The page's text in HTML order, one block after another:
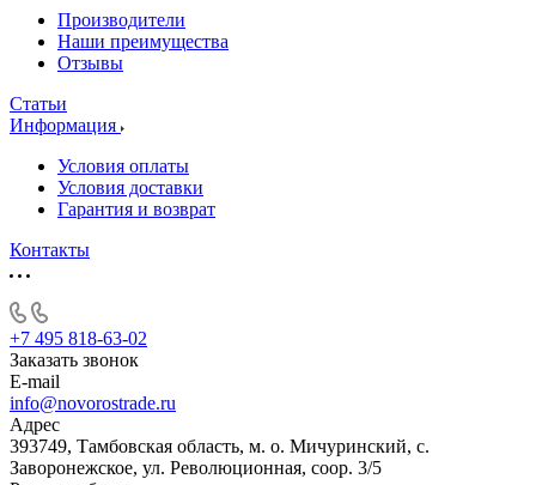
Производители
Наши преимущества
Отзывы
Статьи
Информация
Условия оплаты
Условия доставки
Гарантия и возврат
Контакты
+7 495 818-63-02
Заказать звонок
E-mail
info@novorostrade.ru
Адрес
393749, Тамбовская область, м. о. Мичуринский, с.
Заворонежское, ул. Революционная, соор. 3/5